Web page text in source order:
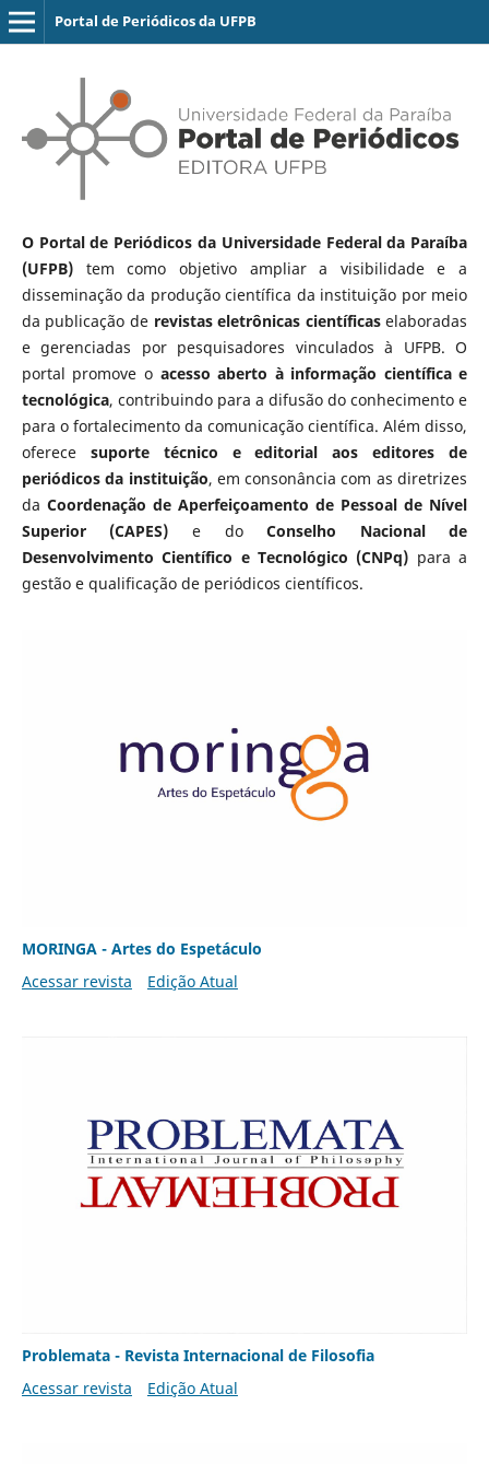
Portal de Periódicos da UFPB
O Portal de Periódicos da Universidade Federal da Paraíba
(UFPB)tem como objetivo ampliar a visibilidade e a
disseminação da produção científica da instituição por meio
da publicação de revistas eletrônicas científicaselaboradas
e gerenciadas por pesquisadores vinculados à UFPB. O
portal promove o acesso aberto à informação científica e
tecnológica, contribuindo para a difusão do conhecimento e
para o fortalecimento da comunicação científica. Além disso,
oferece suporte técnico e editorial aos editores de
periódicos da instituição, em consonância com as diretrizes
da Coordenação de Aperfeiçoamento de Pessoal de Nível
Superior (CAPES) e doConselho Nacional de
Desenvolvimento Científico e Tecnológico (CNPq) para a
gestão e qualificação de periódicos científicos.
MORINGA - Artes do Espetáculo
Acessar revista
Edição Atual
Problemata - Revista Internacional de Filosofia
Acessar revista
Edição Atual